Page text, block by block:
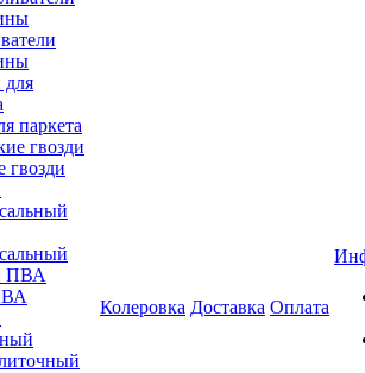
паркета
гвозди
Колеровка Доставка Оплата